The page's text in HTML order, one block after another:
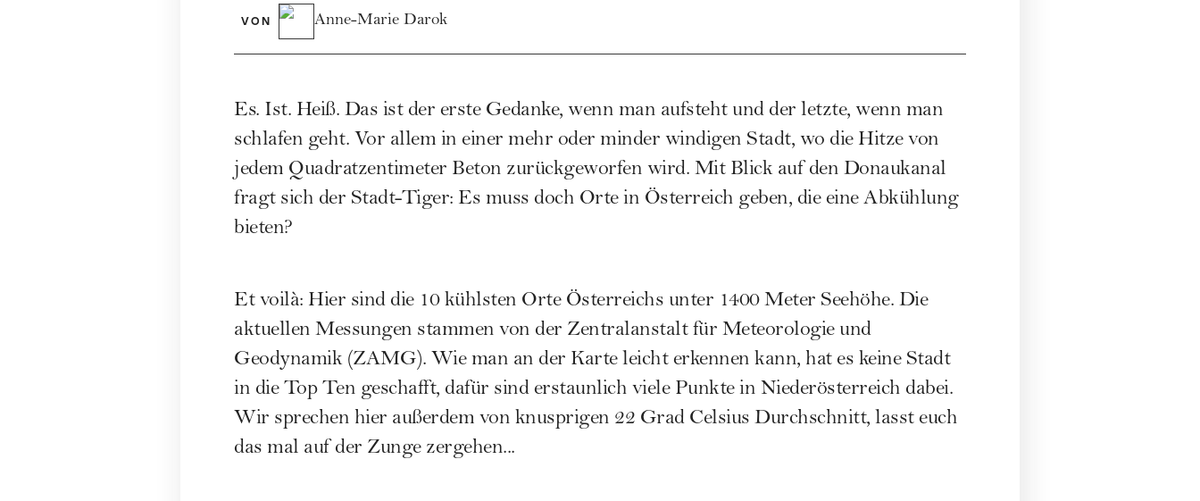
VON Anne-Marie Darok
Es. Ist. Heiß. Das ist der erste Gedanke, wenn man aufsteht und der letzte, wenn man
schlafen geht. Vor allem in einer mehr oder minder windigen Stadt, wo die Hitze von
jedem Quadratzentimeter Beton zurückgeworfen wird. Mit Blick auf den Donaukanal
fragt sich der Stadt-Tiger: Es muss doch Orte in Österreich geben, die eine Abkühlung
bieten?
Et voilà: Hier sind die 10 kühlsten Orte Österreichs unter 1400 Meter Seehöhe. Die
aktuellen Messungen stammen von der Zentralanstalt für Meteorologie und
Geodynamik (ZAMG). Wie man an der Karte leicht erkennen kann, hat es keine Stadt
in die Top Ten geschafft, dafür sind erstaunlich viele Punkte in Niederösterreich dabei.
Wir sprechen hier außerdem von knusprigen 22 Grad Celsius Durchschnitt, lasst euch
das mal auf der Zunge zergehen...